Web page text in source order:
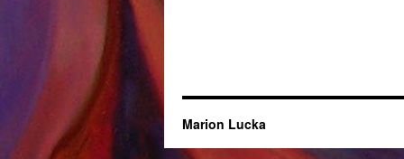
Marion Lucka